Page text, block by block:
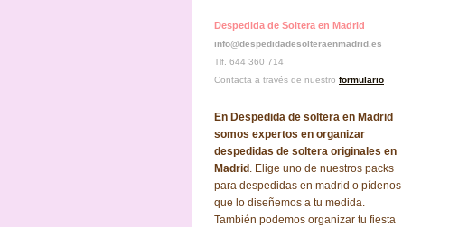
Despedida de Soltera en Madrid
info@despedidadesolteraenmadrid.es
Tlf. 644 360 714
Contacta a través de nuestro formulario
En Despedida de soltera en Madrid
somos expertos en organizar
despedidas de soltera originales en
Madrid . Elige uno de nuestros packs
para despedidas en madrid o pídenos
que lo diseñemos a tu medida.
También podemos organizar tu fiesta